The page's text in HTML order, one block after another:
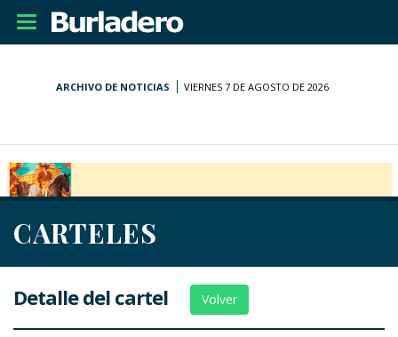
Desplegar
navegación
ARCHIVO DE NOTICIAS VIERNES 7 DE AGOSTO DE 2026
CARTELES
Detalle del cartel Volver